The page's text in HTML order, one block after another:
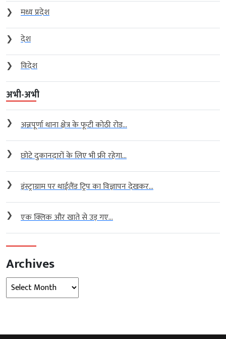
❯
मध्य प्रदेश
❯
देश
❯
विदेश
अभी-अभी
❯ अन्नपूर्णा थाना क्षेत्र के फूटी कोठी रोड...
❯ छोटे दुकानदारों के लिए भी फ्री रहेगा...
❯ इंस्ट्राग्राम पर थाईलैंड ट्रिप का विज्ञापन देखकर...
❯ एक क्लिक और खाते से उड़ गए...
Archives
Archives